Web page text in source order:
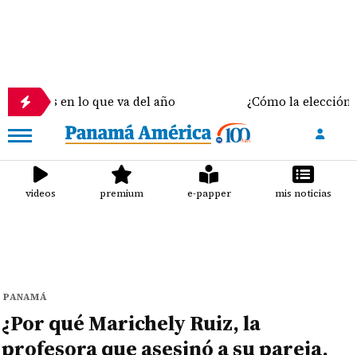
lo que va del año ¿Cómo la elección del
videos premium e-papper mis noticias
PANAMÁ
¿Por qué Marichely Ruiz, la
profesora que asesinó a su pareja,